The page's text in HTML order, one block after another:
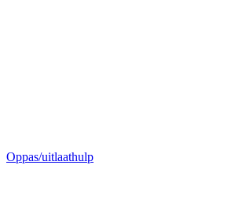
Oppas/uitlaathulp